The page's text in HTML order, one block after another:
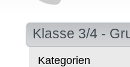
Klasse 3/4 -
Kategorien